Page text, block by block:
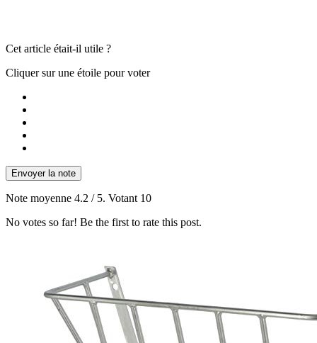
Cet article était-il utile ?
Cliquer sur une étoile pour voter
Envoyer la note
Note moyenne 4.2 / 5. Votant 10
No votes so far! Be the first to rate this post.